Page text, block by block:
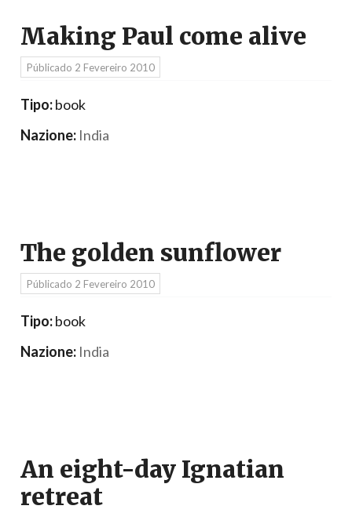
Making Paul come alive
Públicado 2 Fevereiro 2010
Tipo:book
Nazione: India
The golden sunflower
Públicado 2 Fevereiro 2010
Tipo:book
Nazione: India
An eight-day Ignatian
retreat